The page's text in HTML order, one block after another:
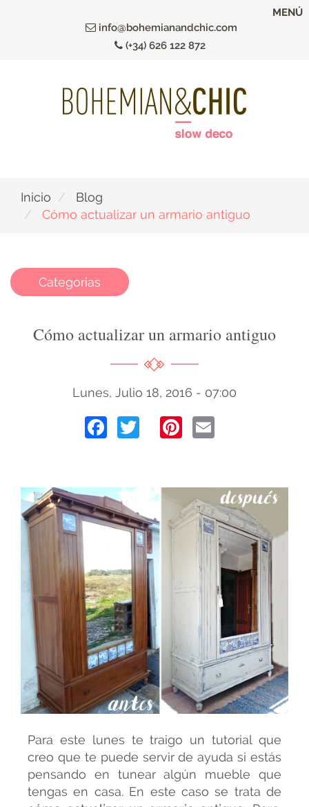
info@bohemianandchic.com
(+34) 626 122 872
MENÚ
Inicio
Blog
Cómo actualizar un armario antiguo
Categorias
Cómo actualizar un armario antiguo
Lunes, Julio 18, 2016 - 07:00
Facebook
TwitterPinterest
Email
Para este lunes te traigo un tutorial que
creo que te puede servir de ayuda si estás
pensando en tunear algún mueble que
tengas en casa. En este caso se trata de